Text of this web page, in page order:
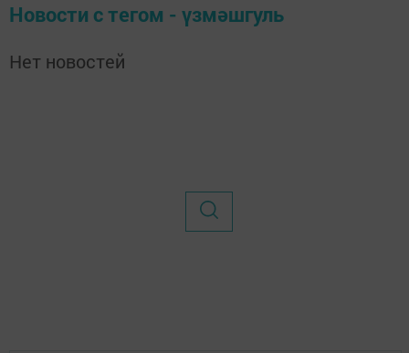
Новости с тегом - үзмәшгуль
Нет новостей